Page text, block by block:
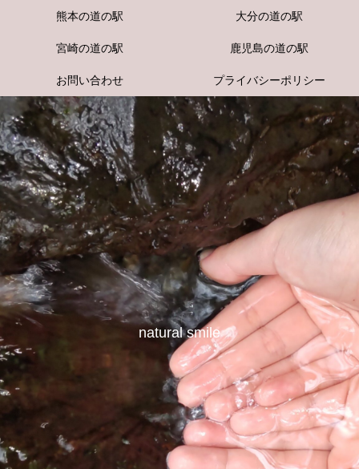
natural smile
熊本の道の駅 大分の道の駅
宮崎の道の駅 鹿児島の道の駅
お問い合わせ プライバシーポリシー